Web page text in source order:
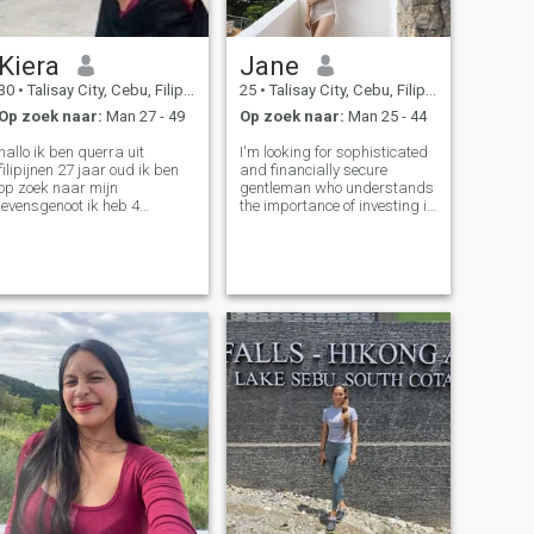
Kiera
• Talisay City, Cebu, Filipijnen
Op zoek naar: Man 27 - 49
hallo ik ben querra uit
27 jaar oud ik ben
zoek naar mijn
levensgenoot ik heb 4
en u zult me
als uw kind ik ben
vrouw, niet al het
filippijnse geld is gewoon
jagen we zijn
echt op zoek naar
een eerlijke man omdat pinoy
zijn pure bedriegers
niet tevreden zijn met
Jane
25 • Talisay City, Cebu, Filipijnen
Op zoek naar: Man 25 - 44
I'm looking for sophisticated
and financially secure
gentleman who understands
the importance of investing in
things in life together.